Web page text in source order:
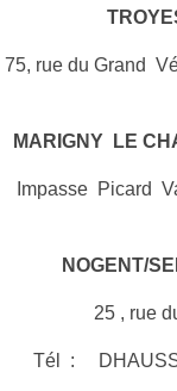
75, rue du
MARIGNY LE
Impasse
NOGENT/
25 , rue
Tél :